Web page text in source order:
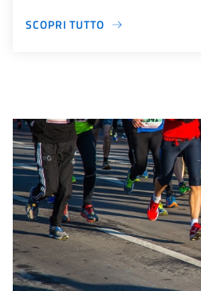
SCOPRI TUTTO